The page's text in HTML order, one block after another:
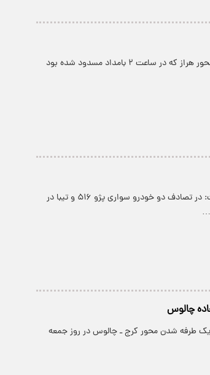
پارسینه: پلیس راه مازندران اعلام کرد: محور هراز که در ساعت ۲ بامداد مسدود شده بود
پارسینه: رئیس پلیس راه خوزستان گفت: در تصادف دو خودرو سواری پژو ۵۱۶ و تیبا در
چالوس
یک طرفه شدن محور کرج ـ چالوس در روز جمعه